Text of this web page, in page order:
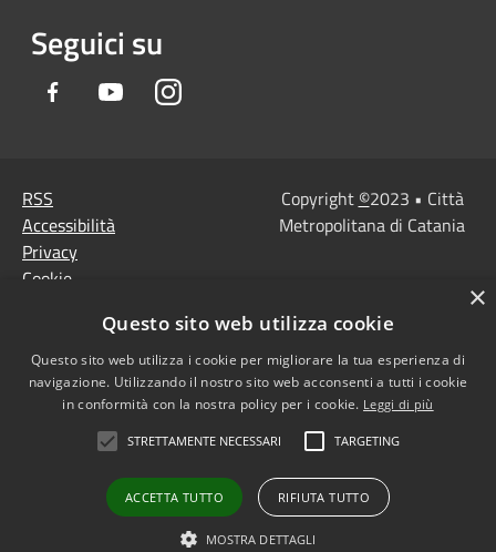
Seguici su
Facebook YoutubeInstagram
RSS
Accessibilità
Privacy
Cookie
Note Legali
Agenzia per l'Italia
digitale
accessibilità
Dichiarazione di
accessibilità PagoPa
Obiettivi di accessibilità
Copyright ©2023 • Città
Metropolitana di Catania
×
Questo sito web utilizza cookie
Questo sito web utilizza i cookie per migliorare la tua esperienza di
navigazione. Utilizzando il nostro sito web acconsenti a tutti i cookie
in conformità con la nostra policy per i cookie. Leggi di più
STRETTAMENTE NECESSARI TARGETING
ACCETTA TUTTO RIFIUTA TUTTO
MOSTRA DETTAGLI